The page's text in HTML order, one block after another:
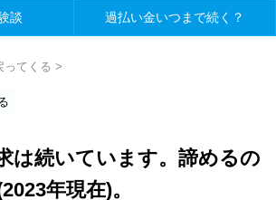
談 過払い金いつまで続く？
ってくる >
は続いています。諦めるの
年現在)。